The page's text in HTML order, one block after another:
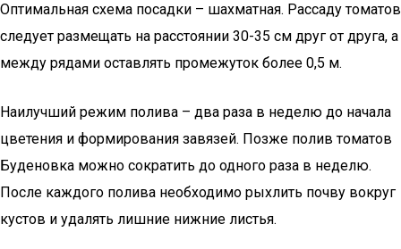
Оптимальная схема посадки – шахматная. Рассаду томатов
следует размещать на расстоянии 30-35 см друг от друга, а
между рядами оставлять промежуток более 0,5 м.
Наилучший режим полива – два раза в неделю до начала
цветения и формирования завязей. Позже полив томатов
Буденовка можно сократить до одного раза в неделю.
После каждого полива необходимо рыхлить почву вокруг
кустов и удалять лишние нижние листья.